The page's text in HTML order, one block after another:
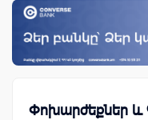
Փոխարժեքներ և